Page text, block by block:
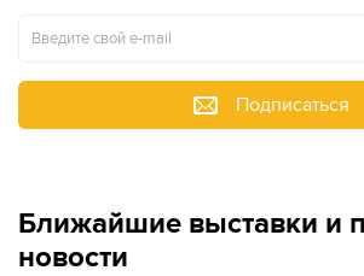
Подписаться
Ближайшие выставки и
новости